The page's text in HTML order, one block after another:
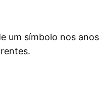
um símbolo nos